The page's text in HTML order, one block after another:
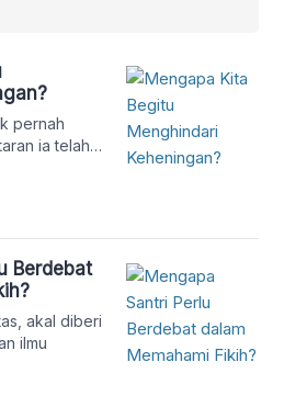
pernah
ia telah
untuk
selama ini
Berdebat
akal diberi
ilmu